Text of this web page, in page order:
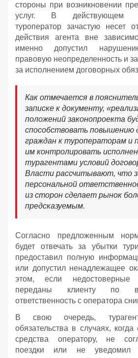
стороны при возникновении
услуг. В действующем
туроператор зачастую несет
действия агента вне
именно допустил
правовую неопределенность и
за исполнением договорных
Как отмечается в
записке к документу,
положений законопроекта
способствовать повышению
граждан к туроператорам и
им контролировать
турагентами условий
Власти рассчитывают, что
персональной
из сторон сделает рынок
предсказуемым.
Согласно предложенным
будет отвечать за убытки
предоставил полную
или допустил ненадлежащее
этом, если недостоверные
переданы клиенту по
ответственность с оператора
В свою очередь,
обязательства в случаях,
средства оператору, не
поездки или не уведомил